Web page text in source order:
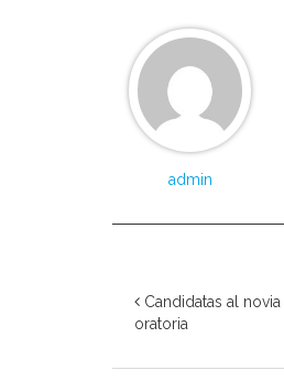
admin
Candidatas al
oratoria